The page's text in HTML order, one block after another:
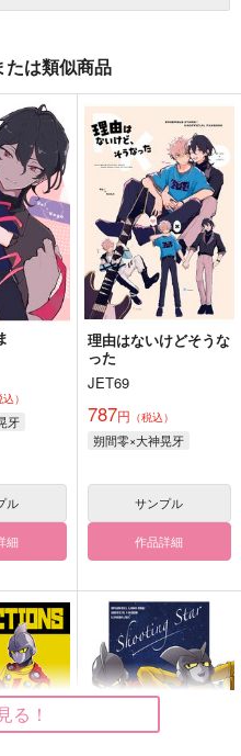
たは類似商品
込）
牙
ル
細
理由はないけどそうな
った
JET69
787円 （税込）
朔間零×大神晃牙
サンプル
作品詳細
る！